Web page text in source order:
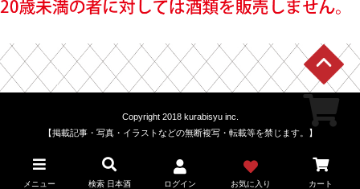
Copyright 2018 kurabisyu inc.
【掲載記事・写真・イラストなどの無断複写・転載等を禁じます。】
メニュー 検索 日本酒 ログイン お気に入り カート